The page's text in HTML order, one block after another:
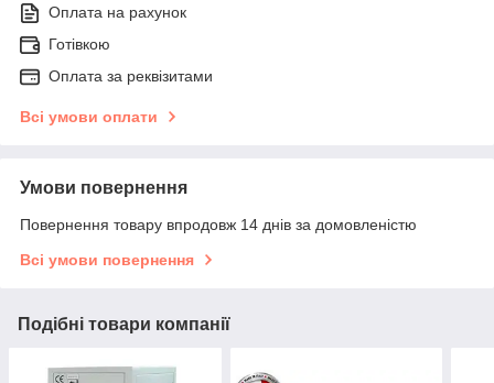
Оплата на рахунок
Готівкою
Оплата за реквізитами
Всі умови оплати
Умови повернення
Повернення товару впродовж 14 днів за домовленістю
Всі умови повернення
Подібні товари компанії